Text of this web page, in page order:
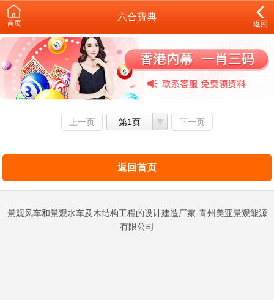
首页
六合寶典
返回
上一页 第1页 下一页
返回首页
景观风车和景观水车及木结构工程的设计建造厂家-青州美亚景观能源
有限公司